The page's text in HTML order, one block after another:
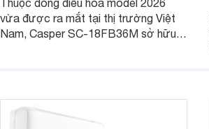
Thuộc dòng điều hòa model 2026
vừa được ra mắt tại thị trường Việt
Nam, Casper SC-18FB36M sở hữu
nhiều tính năng và công nghệ hiện đại.